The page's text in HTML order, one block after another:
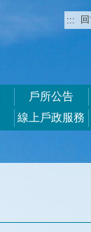
:::
戶所公告
線上戶政服務